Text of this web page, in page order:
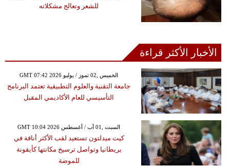
للشعر وتعالج مشكلاته
الأخبار الأكثر قراءة
GMT 07:42 2026 الخميس ,02 تموز / يوليو
جامعة التقنية والعلوم التطبيقية تعتمد البرنامج
التأسيسي للعام الأكاديمي المقبل
GMT 10:04 2026 السبت ,01 آب / أغسطس
كيت ميدلتون تستعيد لقب الأكثر أناقة في
بريطانيا وتواصل ترسيخ مكانتها كأيقونة
للموضة